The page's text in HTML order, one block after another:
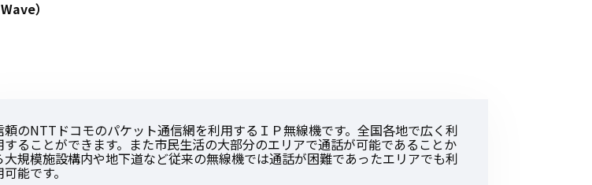
アンテナ
無線機収納・運搬ケース
その他アクセサリー
その他取扱商品
）
頼のNTTドコモのパケット通信網を利用するＩＰ無線機です。全国各地で広く利
することができます。また市民生活の大部分のエリアで通話が可能であることか
大規模施設構内や地下道など従来の無線機では通話が困難であったエリアでも利
可能です。